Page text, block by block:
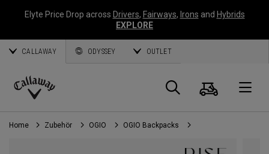
Elyte Price Drop across Drivers, Fairways, Irons and Hybrids
EXPLORE
CALLAWAY ODYSSEY OUTLET
Callaway
Golf
Suche
Home Zubehör OGIO OGIO Backpacks